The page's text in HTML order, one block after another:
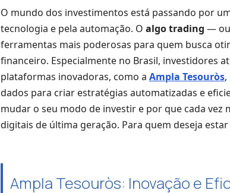
O mundo dos investimentos está passando por
tecnologia e pela automação. O algo trading — ou
ferramentas mais poderosas para quem busca
financeiro. Especialmente no Brasil, investidores
plataformas inovadoras, como a Ampla Tesouròs,
dados para criar estratégias automatizadas e
mudar o seu modo de investir e por que cada vez
digitais de última geração. Para quem deseja
Ampla Tesouròs: Inovação e